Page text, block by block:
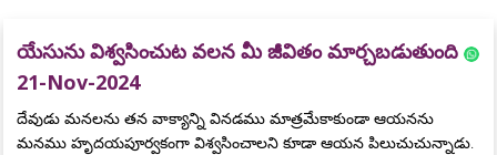
యేసును విశ్వసించుట వలన మీ జీవితం మార్చబడుతుంది
21-Nov-2024
దేవుడు మనలను తన వాక్యాన్ని వినడము మాత్రమేకాకుండా ఆయనను
మనము హృదయపూర్వకంగా విశ్వసించాలని కూడా ఆయన పిలుచుచున్నాడు.